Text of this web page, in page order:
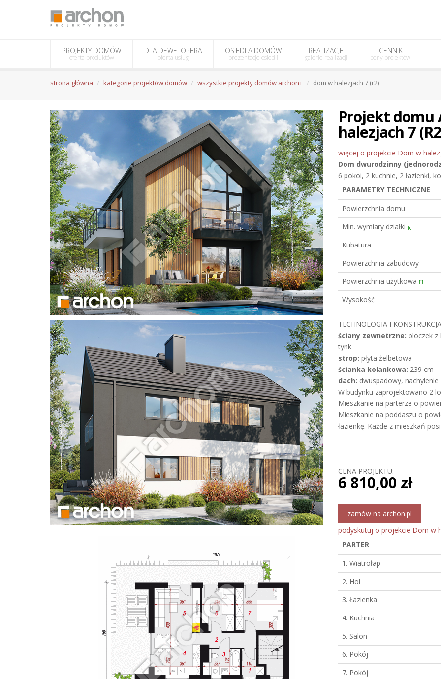
PROJEKTY DOMÓW
oferta produktów
DLA DEWELOPERA
oferta usług
OSIEDLA DOMÓW
prezentacje osiedli
REALIZACJE
galerie realizacji
CENNIK
ceny projektów
strona główna kategorie projektów domów wszystkie projekty domów archon+ dom w halezjach 7 (r2)
Projekt domu
halezjach 7
więcej o projekcie Dom w
Dom dwurodzinny
6 pokoi, 2 kuchnie, 2 łazienki,
PARAMETRY TECHNICZNE
Powierzchnia domu
Min. wymiary działki [i]
Kubatura
Powierzchnia zabudowy
Powierzchnia użytkowa [i]
Wysokość
TECHNOLOGIA I
ściany zewnetrzne: bloczek z
tynk
strop: płyta żelbetowa
ścianka kolankowa: 239 cm
dach: dwuspadowy,
W budynku zaprojektowano 2
Mieszkanie na parterze o
Mieszkanie na poddaszu o
łazienkę. Każde z mieszkań
CENA PROJEKTU:
6 810,00 zł
zamów na archon.pl
podyskutuj o projekcie Dom w
PARTER
1. Wiatrołap
2. Hol
3. Łazienka
4. Kuchnia
5. Salon
6. Pokój
7. Pokój